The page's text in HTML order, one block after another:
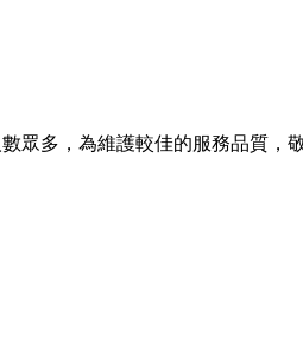
眾多，為維護較佳的服務品質，